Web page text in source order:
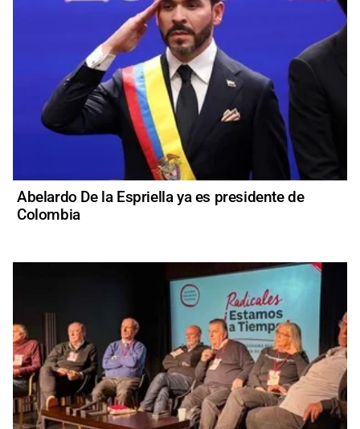
Abelardo De la Espriella ya es presidente de
Colombia